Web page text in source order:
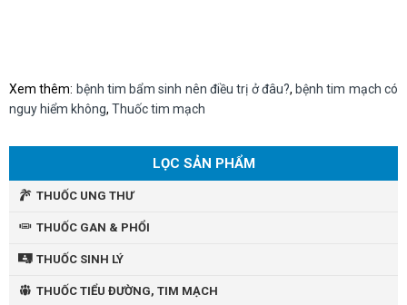
Xem thêm: bệnh tim bẩm sinh nên điều trị ở đâu?, bệnh tim mạch có
nguy hiểm không, Thuốc tim mạch
LỌC SẢN PHẨM
THUỐC UNG THƯ
THUỐC GAN & PHỔI
THUỐC SINH LÝ
THUỐC TIỂU ĐƯỜNG, TIM MẠCH